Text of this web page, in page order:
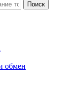
Поиск
обмен